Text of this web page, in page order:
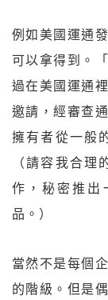
例如美國運通
可以拿得到。
過在美國運通
邀請，經審查
擁有者從一般
（請容我合
作，秘密推出
品。）
當然不是每個
的階級。但是